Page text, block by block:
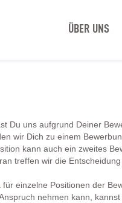
ÜBER UNS
Du uns aufgrund Deiner
wir Dich zu einem
kann auch ein zweites
treffen wir die
für einzelne Positionen der
nehmen kann,